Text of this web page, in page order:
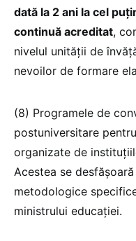
dată la 2 ani la cel
continuă acreditat,
nivelul unității de
nevoilor de formare
(8) Programele de
postuniversitare
organizate de
Acestea se
metodologice
ministrului educației.